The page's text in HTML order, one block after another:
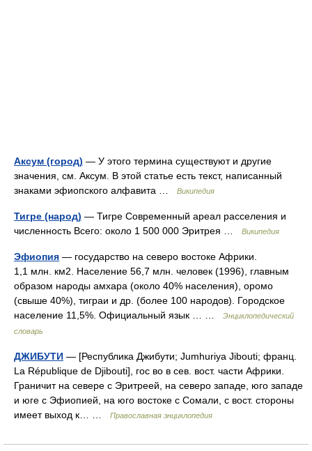
Аксум (город) — У этого термина существуют и другие
значения, см. Аксум. В этой статье есть текст, написанный
знаками эфиопского алфавита …
Википедия
Тигре (народ) — Тигре Современный ареал расселения и
численность Всего: около 1 500 000 Эритрея …
Википедия
Эфиопия — государство на северо востоке Африки.
1,1 млн. км2. Население 56,7 млн. человек (1996), главным
образом народы амхара (около 40% населения), оромо
(свыше 40%), тиграи и др. (более 100 народов). Городское
население 11,5%. Официальный язык … …
Энциклопедический
словарь
ДЖИБУТИ — [Республика Джибути; Jumhuriya Jibouti; франц.
La République de Djibouti], гос во в сев. вост. части Африки.
Граничит на севере с Эритреей, на северо западе, юго западе
и юге с Эфиопией, на юго востоке с Сомали, с вост. стороны
имеет выход к… …
Православная энциклопедия